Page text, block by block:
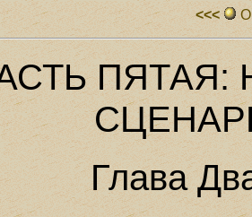
<<<
ПЯТАЯ:
Глава